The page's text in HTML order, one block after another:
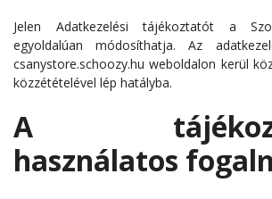
Jelen Adatkezelési tájékoztatót a
egyoldalúan módosíthatja. Az
csanystore.schoozy.hu weboldalon kerül
közzétételével lép hatályba.
A
használatos